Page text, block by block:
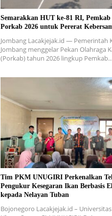
Semarakkan HUT ke-81 RI,
Porkab 2026 untuk Pererat
Jombang Lacakjejak.id — Pemerintah
Jombang menggelar Pekan Olahraga
(Porkab) tahun 2026 lingkup Pemkab…
Tim PKM UNUGIRI Perkenalkan
Pengukur Kesegaran Ikan Berbasis
kepada Nelayan Tuban
Bojonegoro Lacakjejak.id –